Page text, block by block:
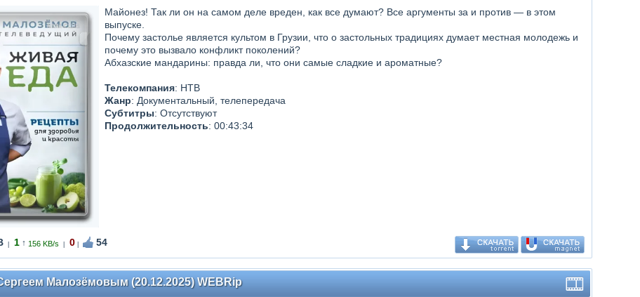
Майонез! Так ли он на самом деле вреден, как все думают? Все аргументы за и против — в этом
выпуске.
Почему застолье является культом в Грузии, что о застольных традициях думает местная молодежь и
почему это вызвало конфликт поколений?
Абхазские мандарины: правда ли, что они самые сладкие и ароматные?
Телекомпания: НТВ
Жанр: Документальный, телепередача
Субтитры: Отсутствуют
Продолжительность: 00:43:34
1 ↑ 156 KB/s 0 54
Малозёмовым (20.12.2025) WEBRip